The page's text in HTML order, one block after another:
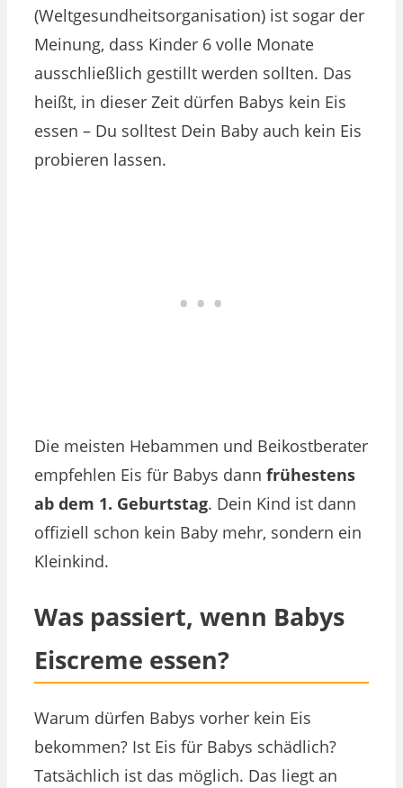
(Weltgesundheitsorganisation) ist sogar der
Meinung, dass Kinder 6 volle Monate
ausschließlich gestillt werden sollten. Das
heißt, in dieser Zeit dürfen Babys kein Eis
essen – Du solltest Dein Baby auch kein Eis
probieren lassen.
Die meisten Hebammen und Beikostberater
empfehlen Eis für Babys dann frühestens
ab dem 1. Geburtstag. Dein Kind ist dann
offiziell schon kein Baby mehr, sondern ein
Kleinkind.
Was passiert, wenn Babys
Eiscreme essen?
Warum dürfen Babys vorher kein Eis
bekommen? Ist Eis für Babys schädlich?
Tatsächlich ist das möglich. Das liegt an